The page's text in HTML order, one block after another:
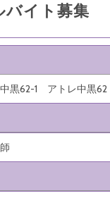
イト募集
黒62-1 アトレ中黒